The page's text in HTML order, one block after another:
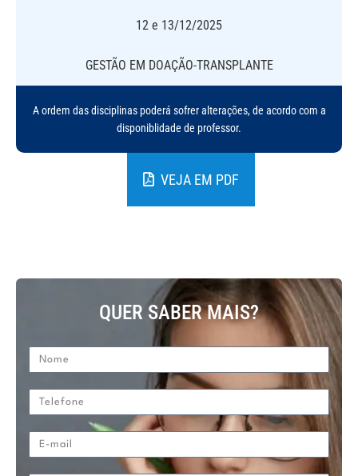
12 e 13/12/2025
GESTÃO EM DOAÇÃO-TRANSPLANTE
A ordem das disciplinas poderá sofrer alterações, de acordo com a
disponiblidade de professor.
VEJA EM PDF
QUER SABER MAIS?